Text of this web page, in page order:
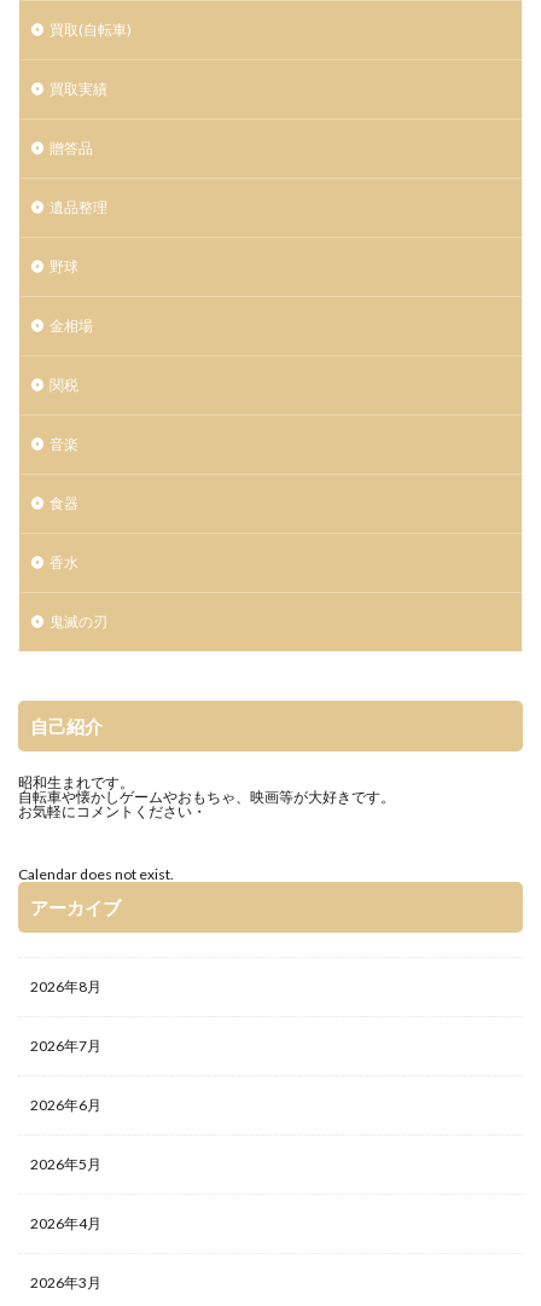
買取(自転車)
買取実績
贈答品
遺品整理
野球
金相場
関税
音楽
食器
香水
鬼滅の刃
自己紹介
昭和生まれです。
自転車や懐かしゲームやおもちゃ、映画等が大好きです。
お気軽にコメントください・
Calendar does not exist.
アーカイブ
2026年8月
2026年7月
2026年6月
2026年5月
2026年4月
2026年3月